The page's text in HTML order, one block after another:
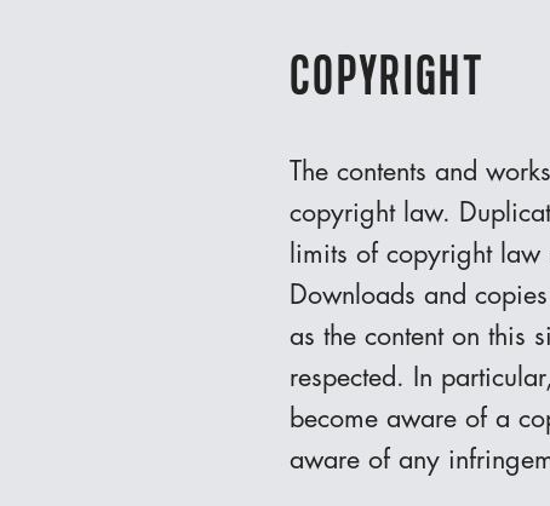
COPYRIGHT
The contents and
copyright law.
limits of copyright law
Downloads and
as the content on this
respected. In
become aware of a
aware of any